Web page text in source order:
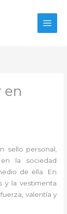
en
sello personal,
la sociedad
de ella. En
y la vestimenta
valentía y